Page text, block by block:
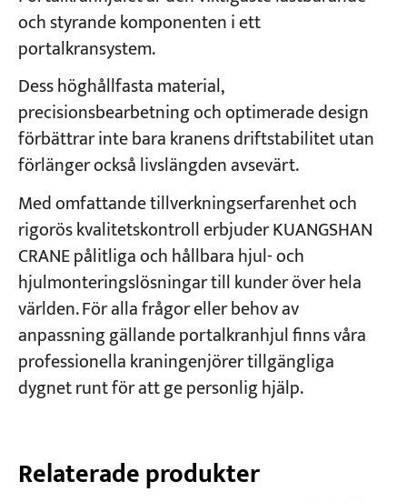
och styrande komponenten i ett
portalkransystem.
Dess höghållfasta material,
precisionsbearbetning och optimerade design
förbättrar inte bara kranens driftstabilitet utan
förlänger också livslängden avsevärt.
Med omfattande tillverkningserfarenhet och
rigorös kvalitetskontroll erbjuder KUANGSHAN
CRANE pålitliga och hållbara hjul- och
hjulmonteringslösningar till kunder över hela
världen. För alla frågor eller behov av
anpassning gällande portalkranhjul finns våra
professionella kraningenjörer tillgängliga
dygnet runt för att ge personlig hjälp.
Relaterade produkter